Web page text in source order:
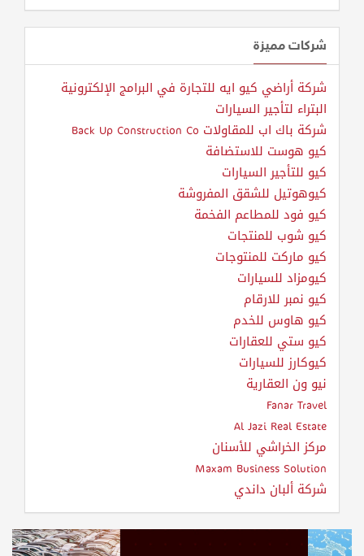
شركات مميزة
شركة أراضي كيو ايه للتجارة في البرامج الإلكترونية
البتراء لتأجير السيارات
شركة باك اب للمقاولات Back Up Construction Co
كيو هوست للاستضافة
كيو للتأجير السيارات
كيوهوتيل للشقق المفروشة
كيو فود للمطاعم الفخمة
كيو شوب للمنتجات
كيو ماركت للمنتوجات
كيومزاد للسيارات
كيو نمبر للارقام
كيو هاوس للخدم
كيو ستي للعقارات
كيوكارز للسيارات
نيو ون العقارية
Fanar Travel
Al Jazi Real Estate
مركز الخراشي للأسنان
Maxam Business Solution
شركة ألبان داندي